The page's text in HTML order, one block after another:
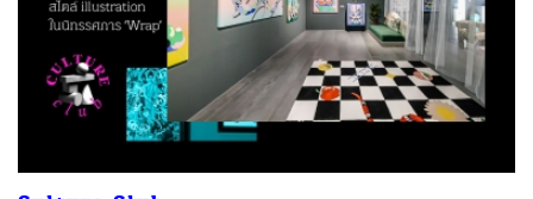
ค้นหา
SHARE TWEET